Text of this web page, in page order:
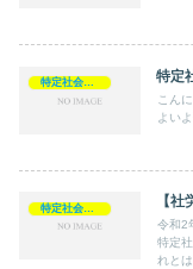
特定
こん
よい
【
令和2
特定
れと